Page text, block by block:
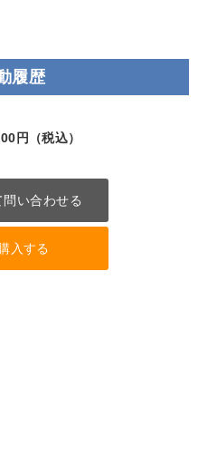
履歴
円（税込）
い合わせる
入する